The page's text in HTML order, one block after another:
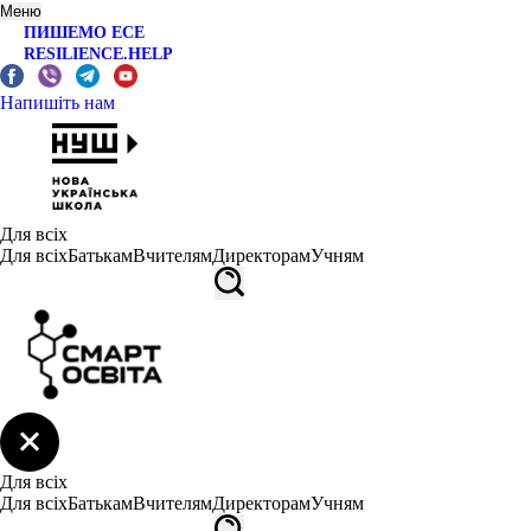
Меню
ПИШЕМО ЕСЕ
RESILIENCE.HELP
Напишіть нам
Для всіх
Для всіхБатькамВчителямДиректорамУчням
Для всіх
Для всіхБатькамВчителямДиректорамУчням